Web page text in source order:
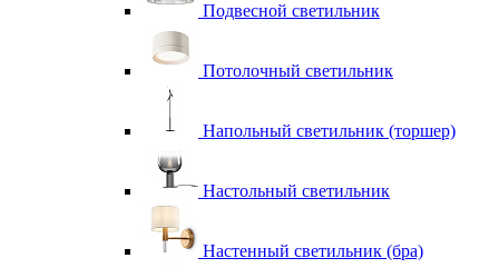
Подвесной светильник
Потолочный светильник
Напольный светильник (торшер)
Настольный светильник
Настенный светильник (бра)